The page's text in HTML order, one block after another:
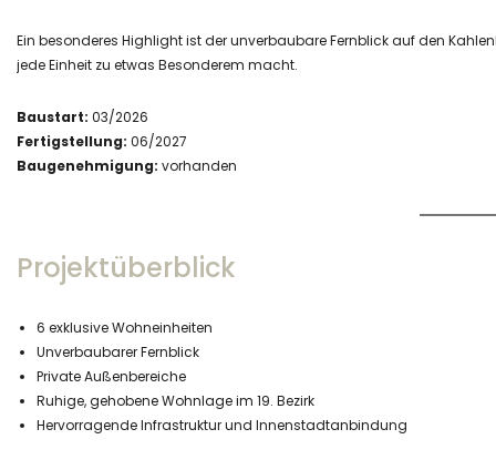
Ein besonderes Highlight ist der unverbaubare Fernblick auf den
jede Einheit zu etwas Besonderem macht.
Baustart: 03/2026
Fertigstellung: 06/2027
Baugenehmigung: vorhanden
Projektüberblick
6 exklusive Wohneinheiten
Unverbaubarer Fernblick
Private Außenbereiche
Ruhige, gehobene Wohnlage im 19. Bezirk
Hervorragende Infrastruktur und Innenstadtanbindung